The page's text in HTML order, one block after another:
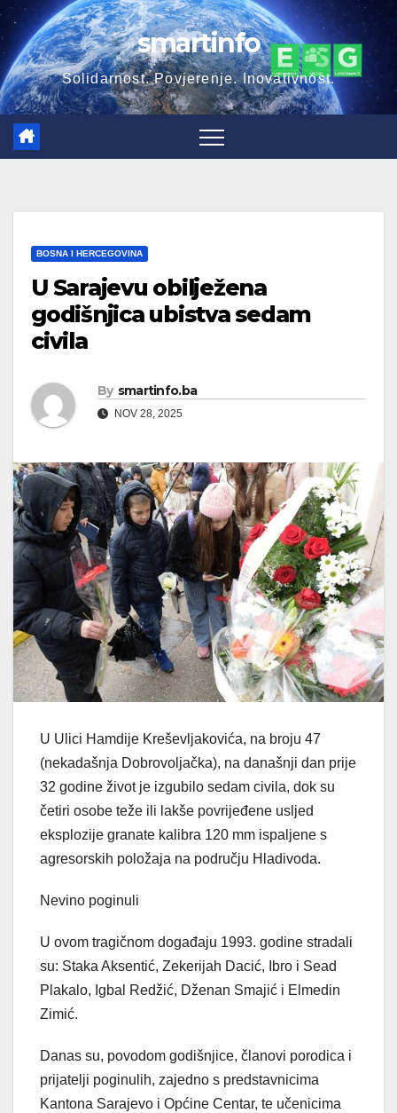
Skip
to
content
smartinfo
Solidarnost. Povjerenje. Inovativnost.
BOSNA I HERCEGOVINA
U Sarajevu obilježena
godišnjica ubistva sedam
civila
By smartinfo.ba
NOV 28, 2025
U Ulici Hamdije Kreševljakovića, na broju 47
(nekadašnja Dobrovoljačka), na današnji dan prije
32 godine život je izgubilo sedam civila, dok su
četiri osobe teže ili lakše povrijeđene usljed
eksplozije granate kalibra 120 mm ispaljene s
agresorskih položaja na području Hladivoda.
Nevino poginuli
U ovom tragičnom događaju 1993. godine stradali
su: Staka Aksentić, Zekerijah Dacić, Ibro i Sead
Plakalo, Igbal Redžić, Dženan Smajić i Elmedin
Zimić.
Danas su, povodom godišnjice, članovi porodica i
prijatelji poginulih, zajedno s predstavnicima
Kantona Sarajevo i Općine Centar, te učenicima